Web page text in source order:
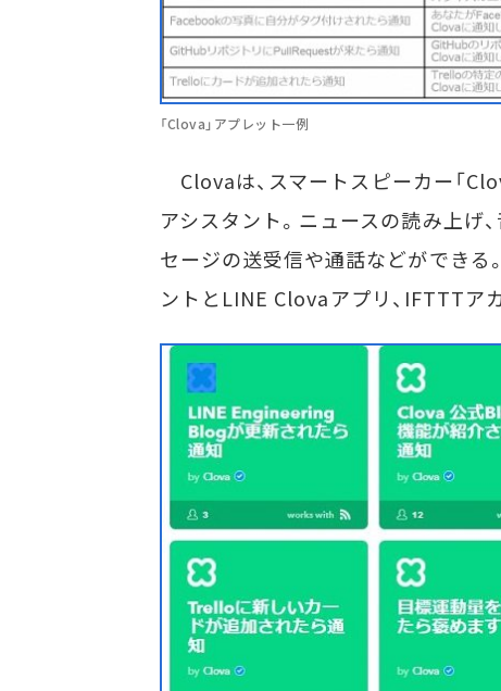
「Clova」アプレット一例
Clovaは、スマートスピーカー「
アシスタント。ニュースの読み上げ
セージの送受信や通話などができる
ントとLINE Clovaアプリ、IFTTTア